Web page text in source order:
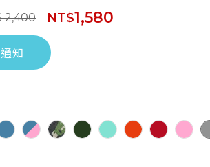
2,400 NT$1,580
知